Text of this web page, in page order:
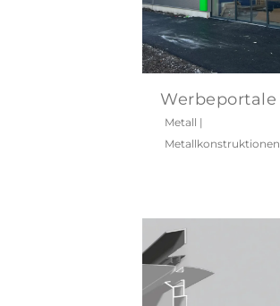
Werbeportale
Metall |
Metallkonstruktionen